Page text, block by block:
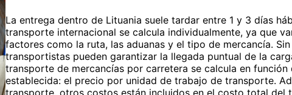
La entrega dentro de Lituania suele tardar entre 1 y 3 días
transporte internacional se calcula individualmente, ya que
factores como la ruta, las aduanas y el tipo de mercancía.
transportistas pueden garantizar la llegada puntual de la
transporte de mercancías por carretera se calcula en función
establecida: el precio por unidad de trabajo de transporte.
transporte, otros costos están incluidos en el costo total del